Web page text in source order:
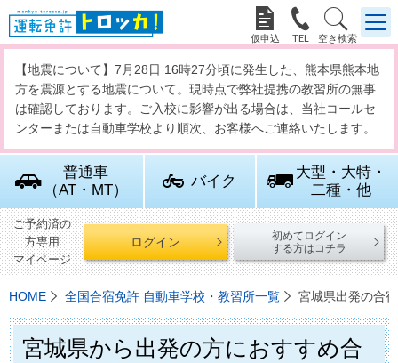
  
【地震について】7月28日 16時27分頃に発生した、熊本県熊本地
方を震源とする地震について。現時点で弊社提携の教習所の無事
は確認しております。ご入校に影響が出る場合は、当社コールセ
ンターまたは自動車学校より順次、お客様へご連絡いたします。
普通車
（AT・MT）
バイク
大型・大特・
二種・他
ご予約済の
方専用
マイページ
ログイン
初めてログイン
する方はコチラ
HOME 全国合宿免許 自動車学校・教習所一覧 宮城県出発の合
宮城県から出発の方におすすめ合